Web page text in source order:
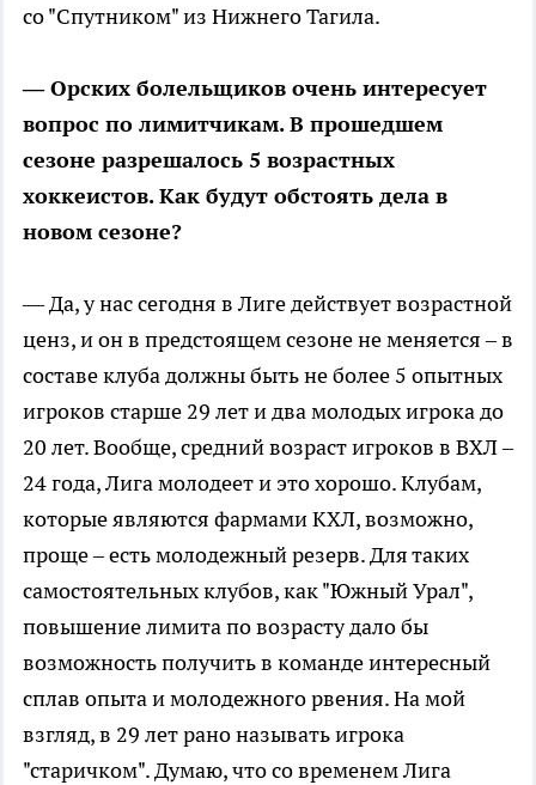
со "Спутником" из Нижнего Тагила.
— Орских болельщиков очень интересует
вопрос по лимитчикам. В прошедшем
сезоне разрешалось 5 возрастных
хоккеистов. Как будут обстоять дела в
новом сезоне?
— Да, у нас сегодня в Лиге действует возрастной
ценз, и он в предстоящем сезоне не меняется – в
составе клуба должны быть не более 5 опытных
игроков старше 29 лет и два молодых игрока до
20 лет. Вообще, средний возраст игроков в ВХЛ –
24 года, Лига молодеет и это хорошо. Клубам,
которые являются фармами КХЛ, возможно,
проще – есть молодежный резерв. Для таких
самостоятельных клубов, как "Южный Урал",
повышение лимита по возрасту дало бы
возможность получить в команде интересный
сплав опыта и молодежного рвения. На мой
взгляд, в 29 лет рано называть игрока
"старичком". Думаю, что со временем Лига